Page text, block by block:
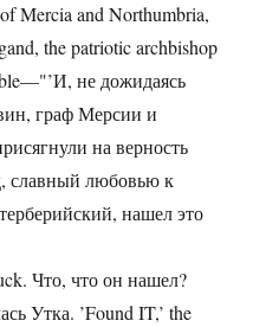
Mercia and Northumbria,
the patriotic archbishop
не дожидаясь
граф Мерсии и
на верность
славный любовью к
нашел это
Что, что он нашел?
Утка. ’Found IT,’ the